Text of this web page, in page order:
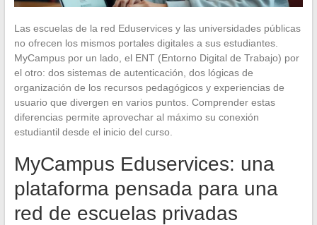
Las escuelas de la red Eduservices y las universidades públicas
no ofrecen los mismos portales digitales a sus estudiantes.
MyCampus por un lado, el ENT (Entorno Digital de Trabajo) por
el otro: dos sistemas de autenticación, dos lógicas de
organización de los recursos pedagógicos y experiencias de
usuario que divergen en varios puntos. Comprender estas
diferencias permite aprovechar al máximo su conexión
estudiantil desde el inicio del curso.
MyCampus Eduservices: una
plataforma pensada para una
red de escuelas privadas